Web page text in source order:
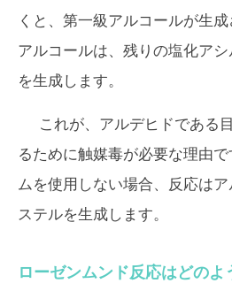
くと、第一級アルコールが生
アルコールは、残りの塩化ア
を生成します。
これが、アルデヒドである
るために触媒毒が必要な理由
ムを使用しない場合、反応は
ステルを生成します。
ローゼンムンド反応はどの